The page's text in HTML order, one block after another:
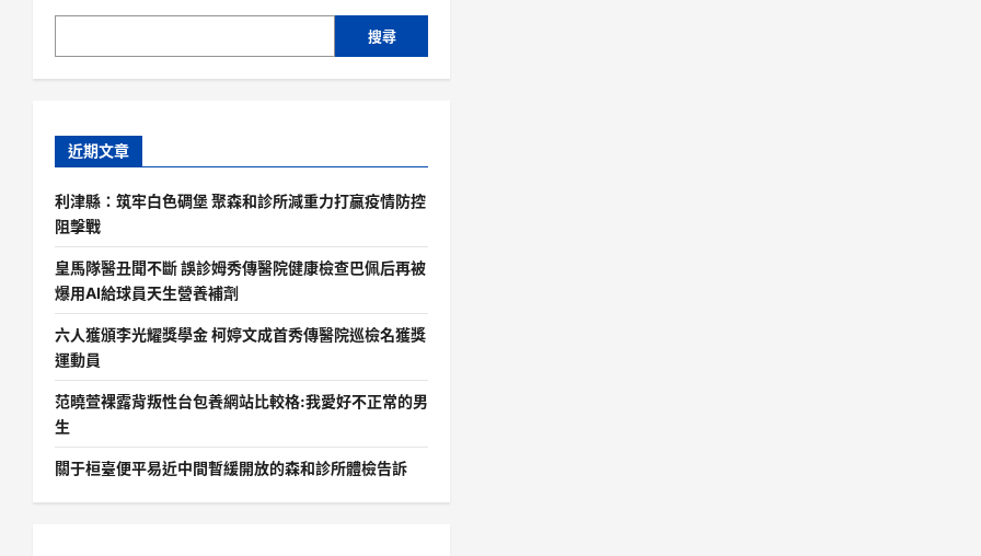
搜尋
近期文章
利津縣：筑牢白色碉堡 聚森和診所減重力打贏疫情防控
阻擊戰
皇馬隊醫丑聞不斷 誤診姆秀傳醫院健康檢查巴佩后再被
爆用AI給球員天生營養補劑
六人獲頒李光耀獎學金 柯婷文成首秀傳醫院巡檢名獲獎
運動員
范曉萱裸露背叛性台包養網站比較格:我愛好不正常的男
生
關于桓臺便平易近中間暫緩開放的森和診所體檢告訴